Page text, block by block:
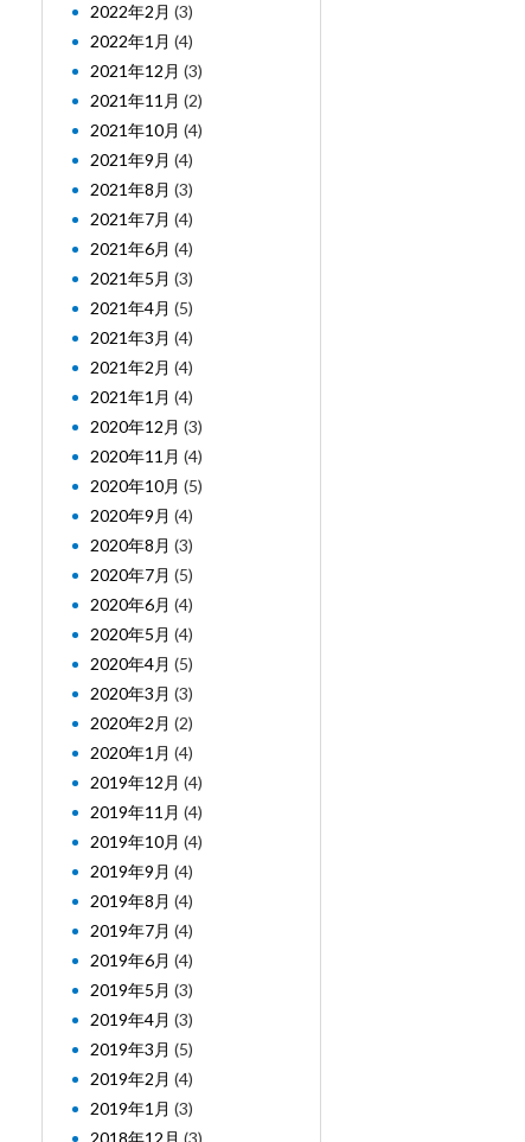
2022年2月 (3)
2022年1月 (4)
2021年12月 (3)
2021年11月 (2)
2021年10月 (4)
2021年9月 (4)
2021年8月 (3)
2021年7月 (4)
2021年6月 (4)
2021年5月 (3)
2021年4月 (5)
2021年3月 (4)
2021年2月 (4)
2021年1月 (4)
2020年12月 (3)
2020年11月 (4)
2020年10月 (5)
2020年9月 (4)
2020年8月 (3)
2020年7月 (5)
2020年6月 (4)
2020年5月 (4)
2020年4月 (5)
2020年3月 (3)
2020年2月 (2)
2020年1月 (4)
2019年12月 (4)
2019年11月 (4)
2019年10月 (4)
2019年9月 (4)
2019年8月 (4)
2019年7月 (4)
2019年6月 (4)
2019年5月 (3)
2019年4月 (3)
2019年3月 (5)
2019年2月 (4)
2019年1月 (3)
2018年12月 (3)